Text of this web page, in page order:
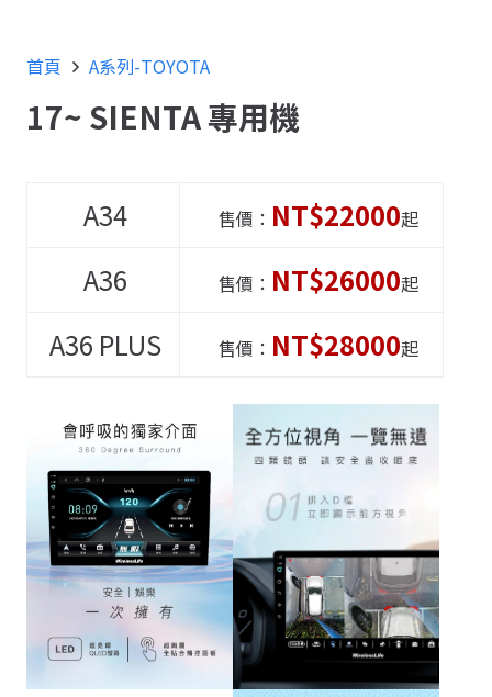
首頁 A系列-TOYOTA
17~ SIENTA 專用機
A34 售價： NT$22000起
A36 售價： NT$26000起
A36 PLUS 售價： NT$28000起